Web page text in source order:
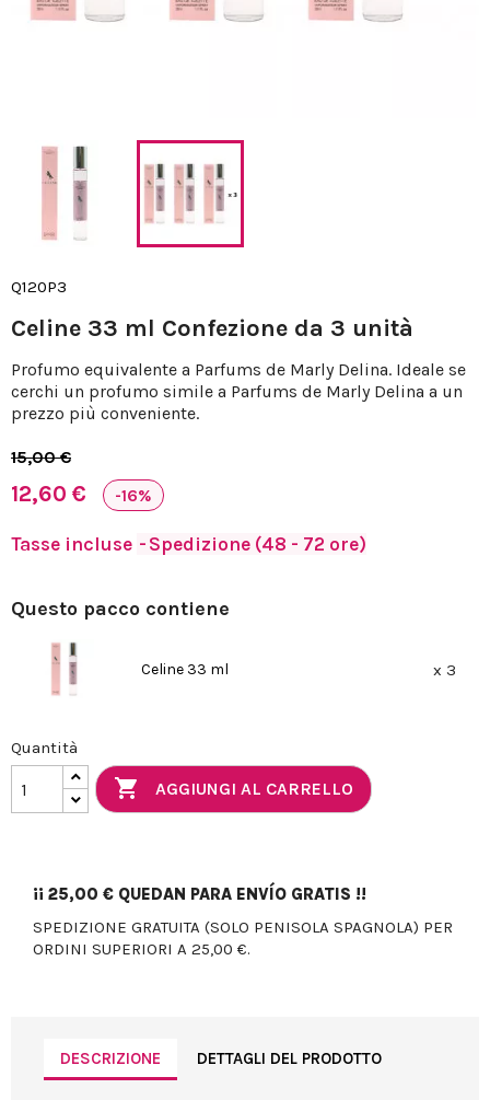
Q120P3
Celine 33 ml Confezione da 3 unità
Profumo equivalente a Parfums de Marly Delina. Ideale se
cerchi un profumo simile a Parfums de Marly Delina a un
prezzo più conveniente.
15,00 €
12,60 € -16%
Tasse incluse Spedizione (48 - 72 ore)
Questo pacco contiene
Celine 33 ml x 3
Quantità
 AGGIUNGI AL CARRELLO
¡¡ 25,00 € QUEDAN PARA ENVÍO GRATIS !!
SPEDIZIONE GRATUITA (SOLO PENISOLA SPAGNOLA) PER
ORDINI SUPERIORI A 25,00 €.
DESCRIZIONE DETTAGLI DEL PRODOTTO